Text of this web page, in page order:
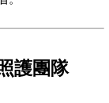
護團隊